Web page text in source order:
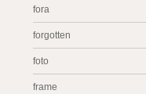
fora
forgotten
foto
frame